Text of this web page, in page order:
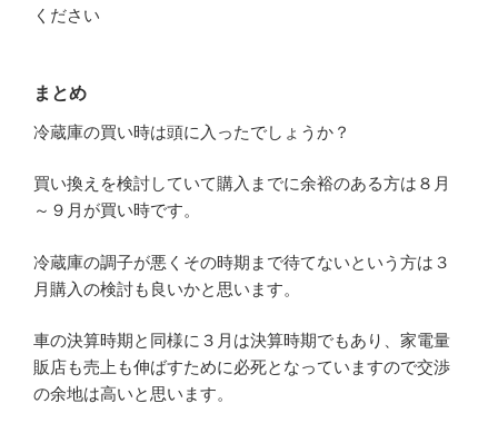
ください
まとめ
冷蔵庫の買い時は頭に入ったでしょうか？
買い換えを検討していて購入までに余裕のある方は８月
～９月が買い時です。
冷蔵庫の調子が悪くその時期まで待てないという方は３
月購入の検討も良いかと思います。
車の決算時期と同様に３月は決算時期でもあり、家電量
販店も売上も伸ばすために必死となっていますので交渉
の余地は高いと思います。